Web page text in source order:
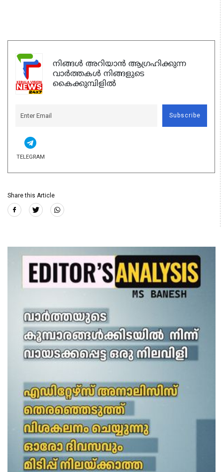
നിങ്ങൾ അറിയാൻ ആഗ്രഹിക്കുന്ന
വാർത്തകൾ നിങ്ങളുടെ
കൈക്കുമ്പിളിൽ
Subscribe
TELEGRAM
Share this Article